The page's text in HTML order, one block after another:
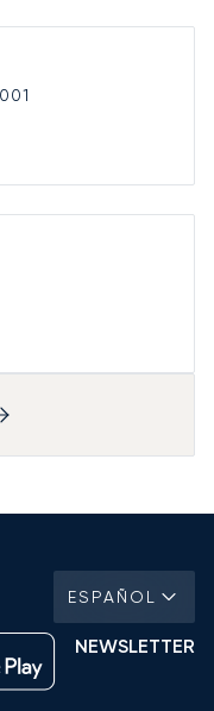
ESPAÑOL
NEWSLETTER